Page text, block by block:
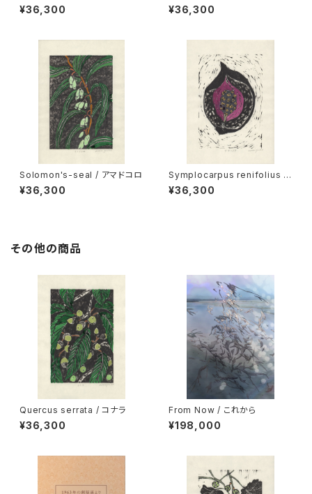
¥36,300 ¥36,300
Solomon's-seal / アマドコロ
¥36,300
Symplocarpus renifolius /
ザゼンソウ
¥36,300
その他の商品
Quercus serrata / コナラ
¥36,300
From Now / これから
¥198,000